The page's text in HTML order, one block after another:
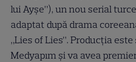
lui Ayşe”), un nou serial
adaptat după drama
„Lies of Lies”. Producția
Medyapım și va avea